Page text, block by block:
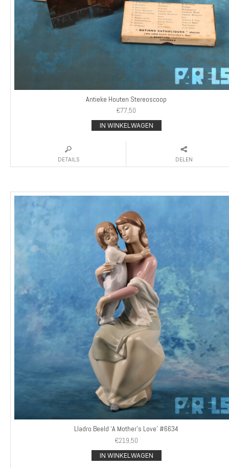
Antieke Houten Stereoscoop
€77,50
IN WINKELWAGEN
DETAILS DELEN
Lladro Beeld ‘A Mother’s Love’ #6634
€219,50
IN WINKELWAGEN